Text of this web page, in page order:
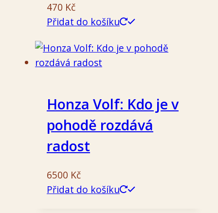
470 Kč
Přidat do košíku
Honza Volf: Kdo je v
pohodě rozdává
radost
6500 Kč
Přidat do košíku